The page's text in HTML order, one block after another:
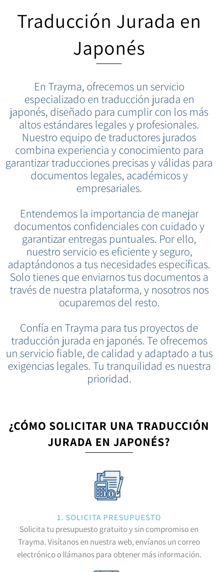
Traducción Jurada en
Japonés
En Trayma, ofrecemos un servicio
especializado en traducción jurada en
japonés, diseñado para cumplir con los más
altos estándares legales y profesionales.
Nuestro equipo de traductores jurados
combina experiencia y conocimiento para
garantizar traducciones precisas y válidas para
documentos legales, académicos y
empresariales.
Entendemos la importancia de manejar
documentos confidenciales con cuidado y
garantizar entregas puntuales. Por ello,
nuestro servicio es eficiente y seguro,
adaptándonos a tus necesidades específicas.
Solo tienes que enviarnos tus documentos a
través de nuestra plataforma, y nosotros nos
ocuparemos del resto.
Confía en Trayma para tus proyectos de
traducción jurada en japonés. Te ofrecemos
un servicio fiable, de calidad y adaptado a tus
exigencias legales. Tu tranquilidad es nuestra
prioridad.
¿CÓMO SOLICITAR UNA TRADUCCIÓN
JURADA EN JAPONÉS?
1. SOLICITA PRESUPUESTO
Solicita tu presupuesto gratuito y sin compromiso en
Trayma. Visítanos en nuestra web, envíanos un correo
electrónico o llámanos para obtener más información.